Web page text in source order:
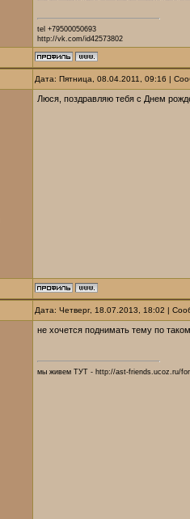
tel +79500050693
http://vk.com/id42573802
Дата: Пятница, 08.04.2011, 09:16 |
Люся, поздравляю тебя с Днем
Дата: Четверг, 18.07.2013, 18:02 |
не хочется поднимать тему по
мы живем ТУТ - http://ast-friends.ucoz.ru/